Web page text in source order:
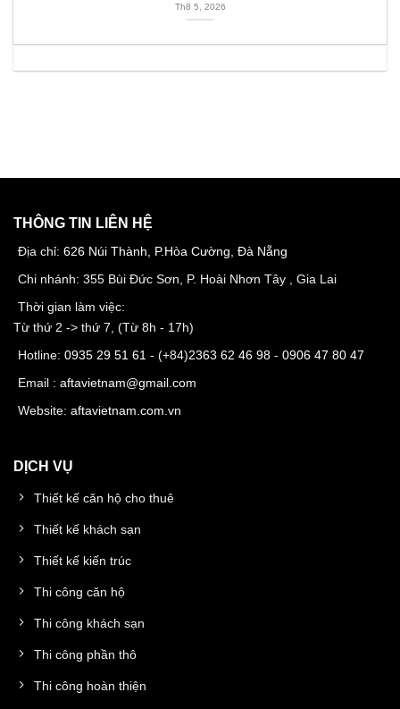
Th8 5, 2026
THÔNG TIN LIÊN HỆ
Địa chỉ: 626 Núi Thành, P.Hòa Cường, Đà Nẵng
Chi nhánh: 355 Bùi Đức Sơn, P. Hoài Nhơn Tây , Gia Lai
Thời gian làm việc:
Từ thứ 2 -> thứ 7, (Từ 8h - 17h)
Hotline: 0935 29 51 61 - (+84)2363 62 46 98 - 0906 47 80 47
Email : aftavietnam@gmail.com
Website: aftavietnam.com.vn
DỊCH VỤ
Thiết kế căn hộ cho thuê
Thiết kế khách sạn
Thiết kế kiến trúc
Thi công căn hộ
Thi công khách sạn
Thi công phần thô
Thi công hoàn thiện